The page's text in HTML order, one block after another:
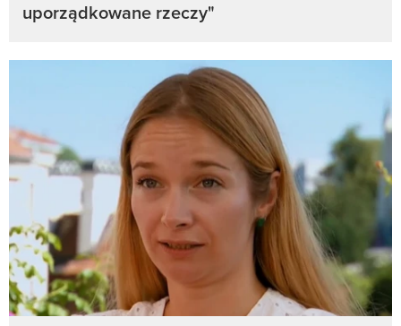
uporządkowane rzeczy"